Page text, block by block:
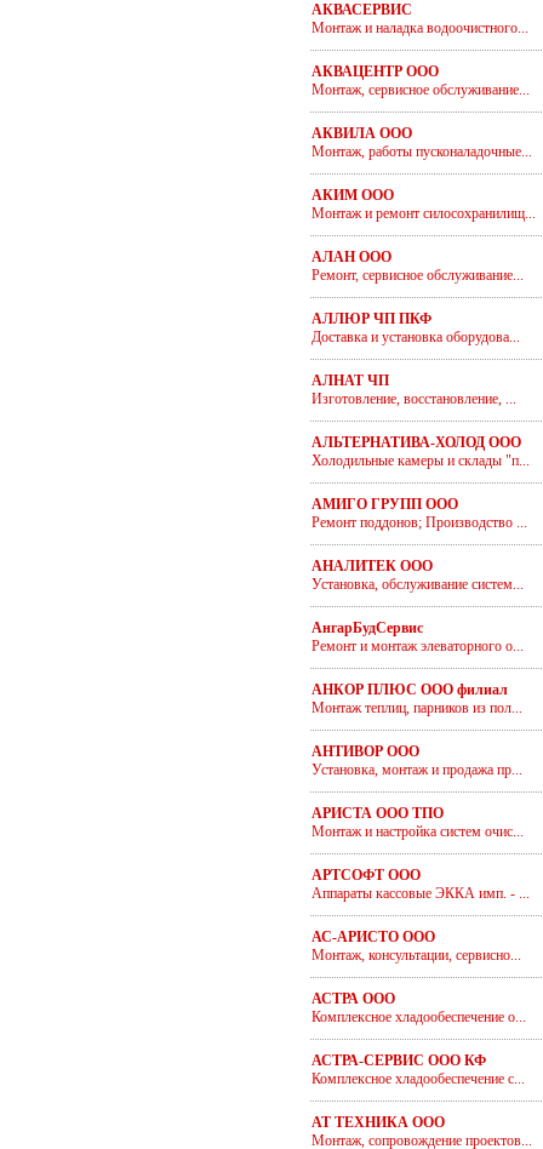
АКВАСЕРВИС
Монтаж и наладка водоочистного...
АКВАЦЕНТР ООО
Монтаж, сервисное обслуживание...
АКВИЛА ООО
Монтаж, работы пусконаладочные...
АКИМ ООО
Монтаж и ремонт силосохранилищ...
АЛАН ООО
Ремонт, сервисное обслуживание...
АЛЛЮР ЧП ПКФ
Доставка и установка оборудова...
АЛНАТ ЧП
Изготовление, восстановление, ...
АЛЬТЕРНАТИВА-ХОЛОД ООО
Холодильные камеры и склады "п...
АМИГО ГРУПП ООО
Ремонт поддонов; Производство ...
АНАЛИТЕК ООО
Установка, обслуживание систем...
АнгарБудСервис
Ремонт и монтаж элеваторного о...
АНКОР ПЛЮС ООО филиал
Монтаж теплиц, парников из пол...
АНТИВОР ООО
Установка, монтаж и продажа пр...
АРИСТА ООО ТПО
Монтаж и настройка систем очис...
АРТСОФТ ООО
Аппараты кассовые ЭККА имп. - ...
АС-АРИСТО ООО
Монтаж, консультации, сервисно...
АСТРА ООО
Комплексное хладообеспечение о...
АСТРА-СЕРВИС ООО КФ
Комплексное хладообеспечение с...
АТ ТЕХНИКА ООО
Монтаж, сопровождение проектов...